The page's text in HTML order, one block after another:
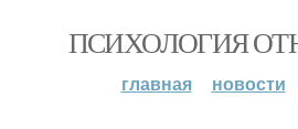
ПСИХОЛОГИЯ
главная новости